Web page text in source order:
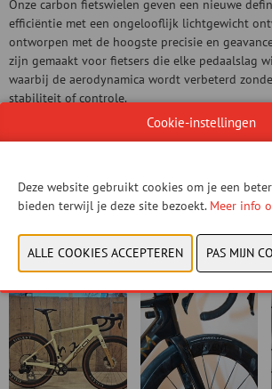
Onze carbon fietswielen geven een nieuwe
efficiëntie met een ongelooflijk lichtgewicht
ontworpen met de hoogste precisie en
zijn gemaakt voor fietsers die elke pedaalslag
waarbij de aerodynamica wordt verbeterd
stabiliteit of controle.
Hun ultralichte constructie vermindert niet
tijdens lange ritten, maar verbetert ook de
is, onze wielen geven je een ongeëvenaard
CONTACTEER ONS!
Cookie-instellingen
Deze website gebruikt cookies om je een
bieden terwijl je deze site bezoekt. Meer info